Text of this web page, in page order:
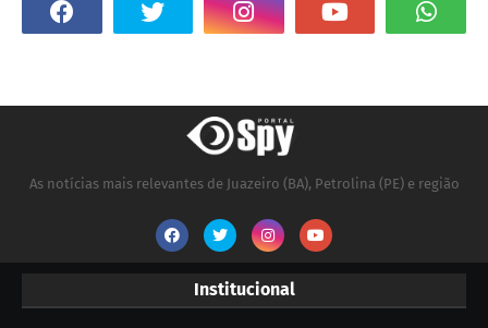
As notícias mais relevantes de Juazeiro (BA), Petrolina (PE) e região
Institucional